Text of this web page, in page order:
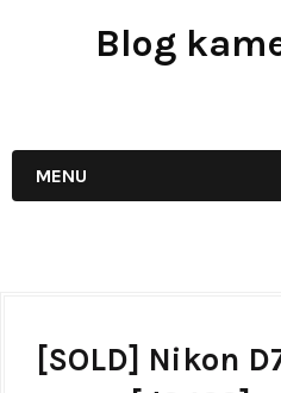
Blog
MENU
[SOLD] Nikon